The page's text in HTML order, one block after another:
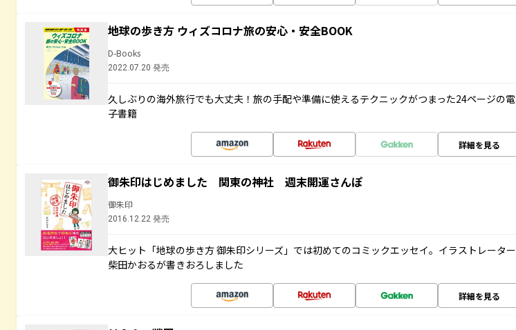
地球の歩き方 ウィズコロナ旅の安心・安全BOOK
D-Books
2022.07.20 発売
久しぶりの海外旅行でも大丈夫！旅の手配や準備に使えるテクニックがつまった24ページの電
子書籍
詳細を見る
御朱印はじめました 関東の神社 週末開運さんぽ
御朱印
2016.12.22 発売
大ヒット「地球の歩き方 御朱印シリーズ」では初めてのコミックエッセイ。イラストレーター
柴田かおるが書きおろしました
詳細を見る